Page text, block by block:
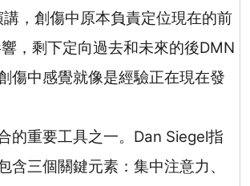
講，創傷中原本負責定位現在的前
，剩下定向過去和未來的後DMN
傷中感覺就像是經驗正在現在發
的重要工具之一。 Dan Siegel指
含三個關鍵元素：集中注意力、